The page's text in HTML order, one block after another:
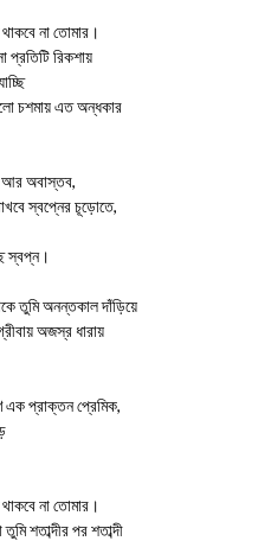
না তোমার।
প্রতিটি রিকশায়
চশমায় এত অন্ধকার
আর অবাস্তব,
স্বপ্নের চূড়োতে,
স্বপ্ন।
তুমি অনন্তকাল দাঁড়িয়ে
অজস্র ধারায়
এক প্রাক্তন প্রেমিক,
না তোমার।
শতাব্দীর পর শতাব্দী